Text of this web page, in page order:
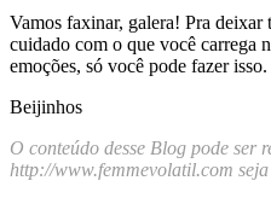
Vamos faxinar, galera! Pra
cuidado com o que você carrega
emoções, só você pode fazer isso.
Beijinhos
O conteúdo desse Blog pode ser
http://www.femmevolatil.com